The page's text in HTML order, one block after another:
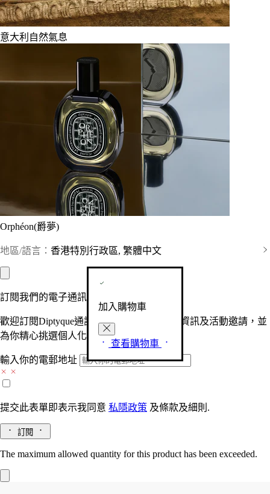
意大利自然氣息
Orphéon(爵夢)
地區/語言： 香港特別行政區, 繁體中文
加入購物車
查看購物車
訂閱我們的電子通訊
歡迎訂閱Diptyque通訊，接收品牌最新產品資訊及活動邀請，並
為你精心挑選個人化的驚喜及禮物。
輸入你的電郵地址
提交此表單即表示我同意 私隱政策 及條款及細則.
訂閱
The maximum allowed quantity for this product has been exceeded.